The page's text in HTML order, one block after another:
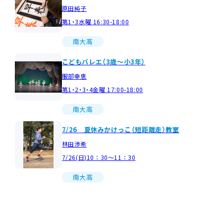
原田純子
第1・3水曜 16:30-18:00
南大高
こどもバレエ（3歳～小3年）
服部幸恵
第1・2・3・4金曜 17:00-18:00
南大高
7/26 夏休みかけっこ（短距離走）教室
林田渉希
7/26(日)10：30～11：30
南大高